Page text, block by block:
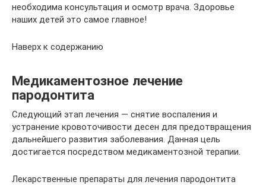
необходима консультация и осмотр врача. Здоровье
наших детей это самое главное!
Наверх к содержанию
Медикаментозное лечение
пародонтита
Следующий этап лечения — снятие воспаления и
устранение кровоточивости десен для предотвращения
дальнейшего развития заболевания. Данная цель
достигается посредством медикаментозной терапии.
Лекарственные препараты для лечения пародонтита